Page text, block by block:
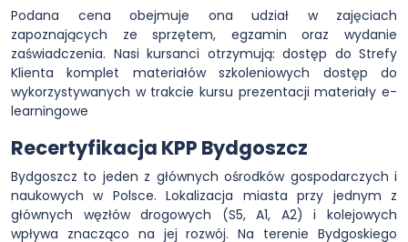
Podana cena obejmuje ona udział w zajęciach
zapoznających ze sprzętem, egzamin oraz wydanie
zaświadczenia. Nasi kursanci otrzymują: dostęp do Strefy
Klienta komplet materiałów szkoleniowych dostęp do
wykorzystywanych w trakcie kursu prezentacji materiały e-
learningowe
Recertyfikacja KPP Bydgoszcz
Bydgoszcz to jeden z głównych ośrodków gospodarczych i
naukowych w Polsce. Lokalizacja miasta przy jednym z
głównych węzłów drogowych (S5, A1, A2) i kolejowych
wpływa znacząco na jej rozwój. Na terenie Bydgoskiego